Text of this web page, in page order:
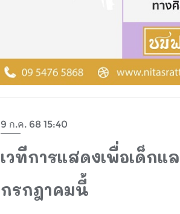
9 ก.ค. 68 15:40
เวทีการแสดงเพื่อเด็ก
กรกฎาคมนี้